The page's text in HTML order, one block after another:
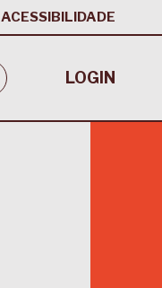
ACESSIBILIDADE
LOGIN